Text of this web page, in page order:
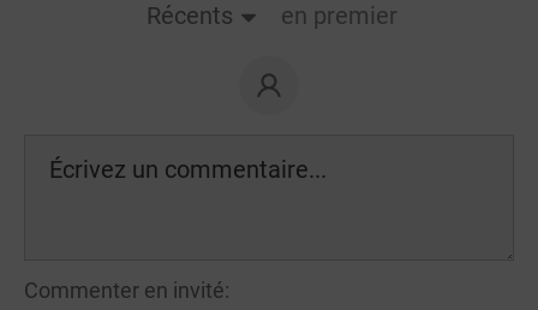
Récents
en premier
Commenter en invité: